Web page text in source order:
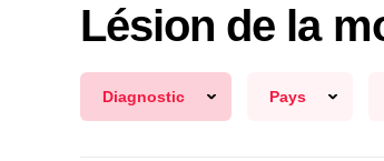
Lésion de la
Diagnostic Pays